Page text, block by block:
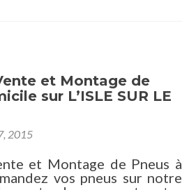
et Montage de
sur L’ISLE SUR LE
2015
et Montage de Pneus à
vos pneus sur notre